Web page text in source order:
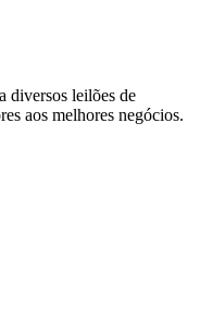
diversos leilões de
aos melhores negócios.